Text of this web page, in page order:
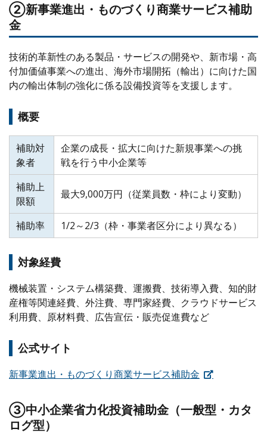
②新事業進出・ものづくり商業サービス補助
金
技術的革新性のある製品・サービスの開発や、新市場・高
付加価値事業への進出、海外市場開拓（輸出）に向けた国
内の輸出体制の強化に係る設備投資等を支援します。
概要
補助対
象者
企業の成長・拡大に向けた新規事業への挑
戦を行う中小企業等
補助上
限額
最大9,000万円（従業員数・枠により変動）
補助率 1/2～2/3（枠・事業者区分により異なる）
対象経費
機械装置・システム構築費、運搬費、技術導入費、知的財
産権等関連経費、外注費、専門家経費、クラウドサービス
利用費、原材料費、広告宣伝・販売促進費など
公式サイト
新事業進出・ものづくり商業サービス補助金
③中小企業省力化投資補助金（一般型・カタ
ログ型）